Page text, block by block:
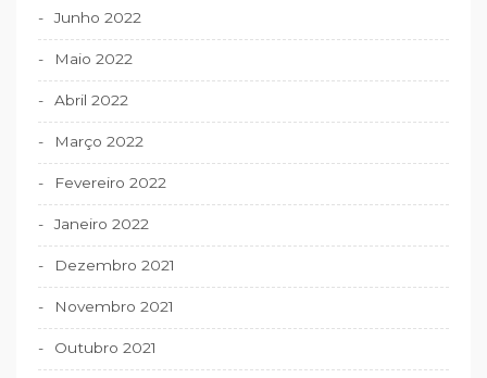
Junho 2022
Maio 2022
Abril 2022
Março 2022
Fevereiro 2022
Janeiro 2022
Dezembro 2021
Novembro 2021
Outubro 2021